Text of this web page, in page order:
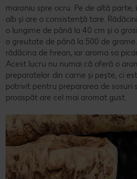
maroniu spre ocru. Pe de altă
alb și are o consistență tare.
o lungime de până la 40 cm și o
o greutate de până la 500 de
rădăcina de hrean, iar aroma sa
Acest lucru nu numai că oferă o
preparatelor din carne și pește, ci
potrivit pentru prepararea de sosuri
proaspăt are cel mai aromat gust.